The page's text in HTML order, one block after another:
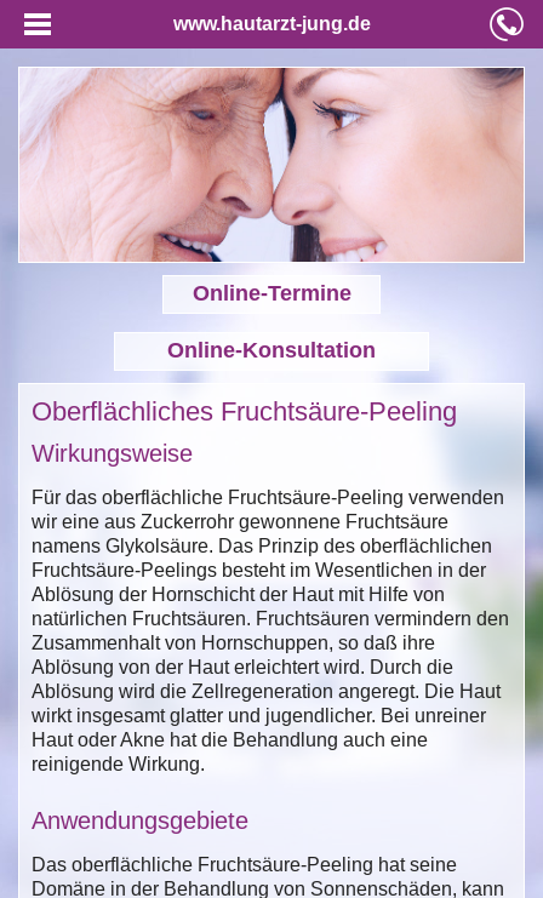
www.hautarzt-jung.de
Online-Termine
Online-Konsultation
Oberflächliches Fruchtsäure-Peeling
Wirkungsweise
Für das oberflächliche Fruchtsäure-Peeling verwenden
wir eine aus Zuckerrohr gewonnene Fruchtsäure
namens Glykolsäure. Das Prinzip des oberflächlichen
Fruchtsäure-Peelings besteht im Wesentlichen in der
Ablösung der Hornschicht der Haut mit Hilfe von
natürlichen Fruchtsäuren. Fruchtsäuren vermindern den
Zusammenhalt von Hornschuppen, so daß ihre
Ablösung von der Haut erleichtert wird. Durch die
Ablösung wird die Zellregeneration angeregt. Die Haut
wirkt insgesamt glatter und jugendlicher. Bei unreiner
Haut oder Akne hat die Behandlung auch eine
reinigende Wirkung.
Anwendungsgebiete
Das oberflächliche Fruchtsäure-Peeling hat seine
Domäne in der Behandlung von Sonnenschäden, kann